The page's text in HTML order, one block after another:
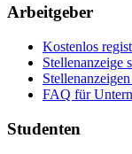
Arbeitgeber
Kostenlos
Stellenanzeige
FAQ für
Studenten